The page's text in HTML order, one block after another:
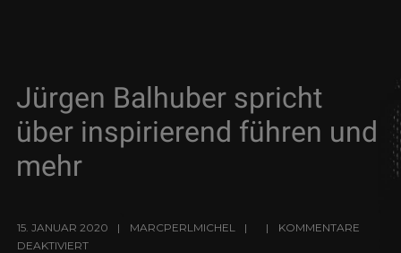
Jürgen Balhuber spricht
über inspirierend führen und
mehr
15. JANUAR 2020 MARCPERLMICHEL
KOMMENTARE
DEAKTIVIERT